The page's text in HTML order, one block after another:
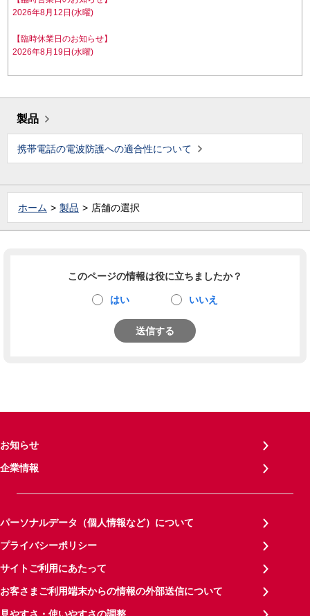
2026年8月12日(水曜)
【臨時休業日のお知らせ】
2026年8月19日(水曜)
製品
携帯電話の電波防護への適合性について
ホーム 製品 店舗の選択
このページの情報は役に立ちましたか？
はい いいえ
送信する
お知らせ
企業情報
パーソナルデータ（個人情報など）について
プライバシーポリシー
サイトご利用にあたって
お客さまご利用端末からの情報の外部送信について